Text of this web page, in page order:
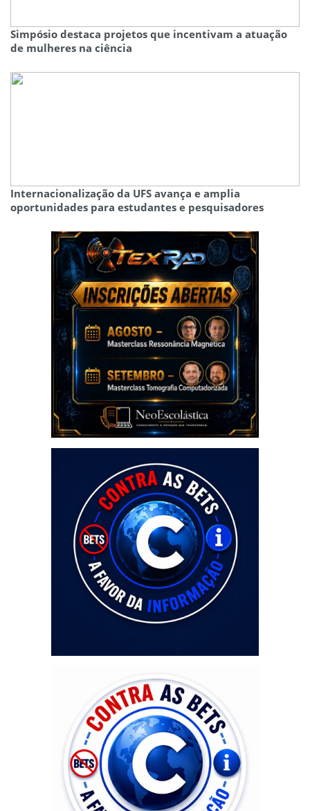
Simpósio destaca projetos que incentivam a atuação
de mulheres na ciência
Internacionalização da UFS avança e amplia
oportunidades para estudantes e pesquisadores